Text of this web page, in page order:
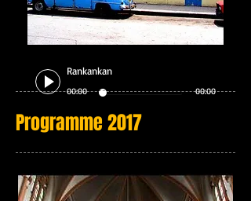
Rankankan
00:00 00:00
Programme 2017